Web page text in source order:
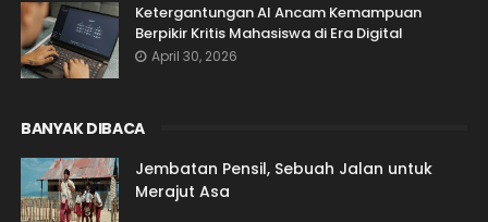
Ketergantungan AI Ancam Kemampuan
Berpikir Kritis Mahasiswa di Era Digital
April 30, 2026
BANYAK DIBACA
Jembatan Pensil, Sebuah Jalan untuk
Merajut Asa